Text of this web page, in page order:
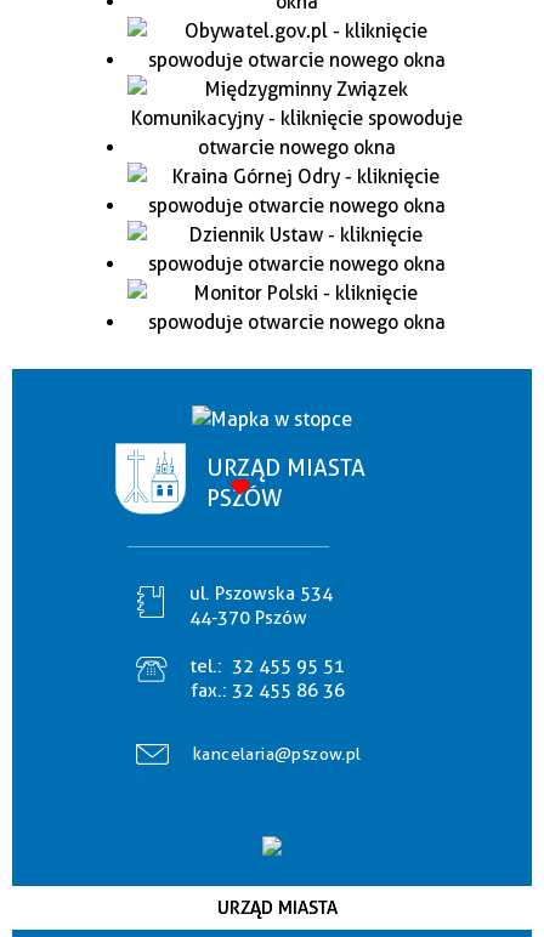
URZĄD MIASTA
PSZÓW
ul. Pszowska 534
44-370 Pszów
tel.: 32 455 95 51
fax.: 32 455 86 36
kancelaria@pszow.pl
URZĄD MIASTA